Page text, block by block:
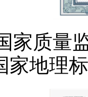
质量监
家地理